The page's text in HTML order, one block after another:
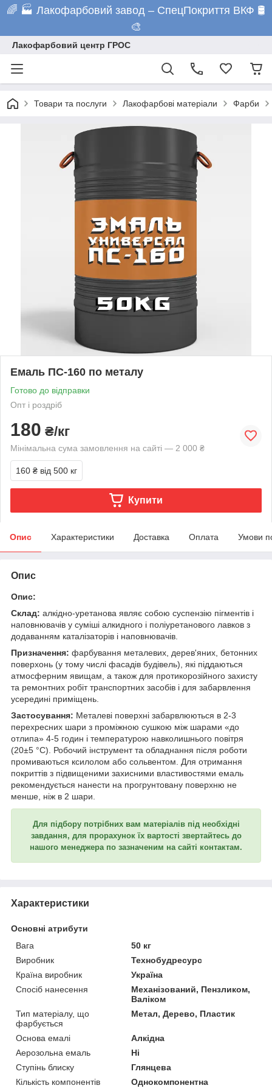
🌈 🏭 Лакофарбовий завод – СпецПокриття ВКФ 🛢️
🎨
Лакофарбовий центр ГРОС
Товари та послуги Лакофарбові матеріали Фарби
Емаль ПС-160 по металу
Готово до відправки
Опт і роздріб
180 ₴/кг
Мінімальна сума замовлення на сайті — 2 000 ₴
160 ₴ від 500 кг
Купити
Опис Характеристики Доставка Оплата Умови
Опис
Опис:
Склад: алкідно-уретанова являє собою суспензію пігментів і
наповнювачів у суміші алкидного і поліуретанового лавков з
додаванням каталізаторів і наповнювачів.
Призначення: фарбування металевих, дерев'яних, бетонних
поверхонь (у тому числі фасадів будівель), які піддаються
атмосферним явищам, а також для протикорозійного захисту
та ремонтних робіт транспортних засобів і для забарвлення
усередині приміщень.
Застосування: Металеві поверхні забарвлюються в 2-3
перехресних шари з проміжною сушкою між шарами «до
отлипа» 4-5 годин і температурою навколишнього повітря
(20±5 °С). Робочий інструмент та обладнання після роботи
промиваються ксилолом або сольвентом. Для отримання
покриттів з підвищеними захисними властивостями емаль
рекомендується нанести на прогрунтовану поверхню не
менше, ніж в 2 шари.
Для підбору потрібних вам матеріалів під необхідні
завдання, для прорахунок їх вартості звертайтесь до
нашого менеджера по зазначеним на сайті контактам.
Характеристики
Основні атрибути
Вага
50 кг
Виробник
Технобудресурс
Країна виробник
Україна
Спосіб нанесення
Механізований, Пензликом,
Валіком
Тип матеріалу, що
фарбується
Метал, Дерево, Пластик
Основа емалі
Алкідна
Аерозольна емаль
Ні
Ступінь блиску
Глянцева
Кількість компонентів
Однокомпонентна